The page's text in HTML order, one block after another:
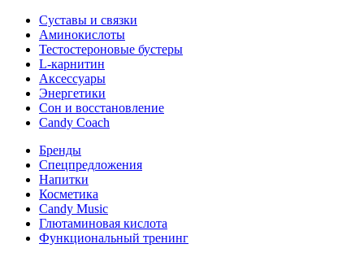
Суставы и связки
Аминокислоты
Тестостероновые бустеры
L-карнитин
Аксессуары
Энергетики
Сон и восстановление
Candy Coach
Бренды
Спецпредложения
Напитки
Косметика
Candy Music
Глютаминовая кислота
Функциональный тренинг